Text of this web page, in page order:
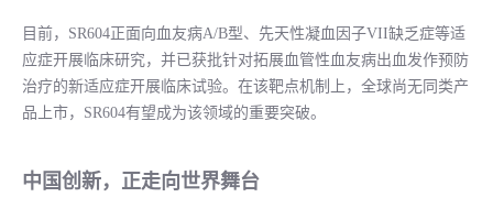
目前，SR604正面向血友病A/B型、先天性凝血因子VII缺乏症等适
应症开展临床研究，并已获批针对拓展血管性血友病出血发作预防
治疗的新适应症开展临床试验。在该靶点机制上，全球尚无同类产
品上市，SR604有望成为该领域的重要突破。
中国创新，正走向世界舞台